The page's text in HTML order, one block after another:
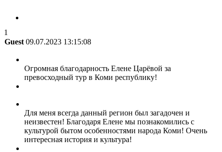
1
Guest 09.07.2023 13:15:08
Огромная благодарность Елене Царёвой за
превосходный тур в Коми республику!
Для меня всегда данный регион был загадочен и
неизвестен! Благодаря Елене мы познакомились с
культурой бытом особенностями народа Коми! Очень
интересная история и культура!